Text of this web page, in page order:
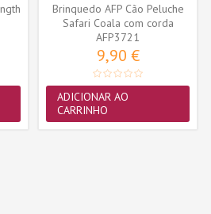
Brinquedo AFP Cão Peluche
Safari Coala com corda
(31cm)
AFP3721
9,90 €
ADICIONAR AO
CARRINHO